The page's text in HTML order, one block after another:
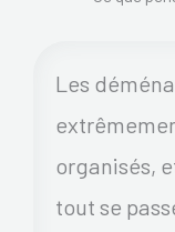
Les
organisés,
tout se